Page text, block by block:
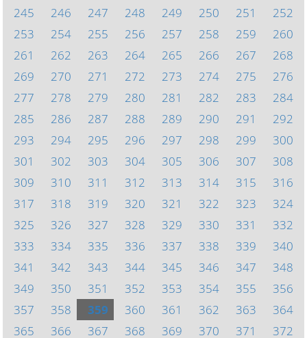
245
246 247 248 249 250 251
252
253
254 255 256 257 258 259
260
261
262 263 264 265 266 267
268
269
270 271 272 273 274 275
276
277
278 279 280 281 282 283
284
285
286 287 288 289 290 291
292
293
294 295 296 297 298 299
300
301
302 303 304 305 306 307
308
309
310 311 312 313 314 315
316
317
318 319 320 321 322 323
324
325
326 327 328 329 330 331
332
333
334 335 336 337 338 339
340
341
342 343 344 345 346 347
348
349
350 351 352 353 354 355
356
357
358 359 360 361 362 363
364
365
366 367 368 369 370 371 372